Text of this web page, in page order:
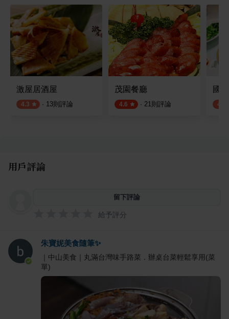
激屋居酒屋
4.3 · 13則評論
茂園餐廳
4.6 · 21則評論
國
4.2
用戶評論
留下評論
給予評分
朱寶妮美食隨筆✨
｜中山美食｜丸滿台灣味手路菜．辦桌台菜輕鬆享用(菜
單)